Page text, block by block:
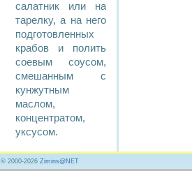
салатник или на
тарелку, а на него
подготовленных
крабов и полить
соевым соусом,
смешанным с
кунжутным
маслом,
концентратом,
уксусом.
© 2000-2026 Zimins@NET